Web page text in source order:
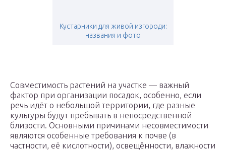
Кустарники для живой изгороди:
названия и фото
Совместимость растений на участке — важный
фактор при организации посадок, особенно, если
речь идёт о небольшой территории, где разные
культуры будут пребывать в непосредственной
близости. Основными причинами несовместимости
являются особенные требования к почве (в
частности, её кислотности), освещённости, влажности